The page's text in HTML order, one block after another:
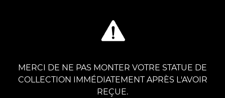
MERCI DE NE PAS MONTER VOTRE STATUE DE
COLLECTION IMMÉDIATEMENT APRÈS L'AVOIR
REÇUE.